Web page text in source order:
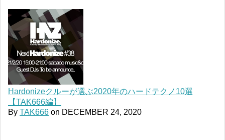
Hardonizeクルーが選ぶ2020年のハードテクノ10選
【TAK666編】
By TAK666 on DECEMBER 24, 2020